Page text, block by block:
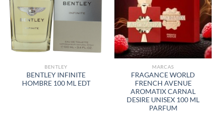
LISTA
DE
DESEOS
BENTLEY
BENTLEY INFINITE
HOMBRE 100 ML EDT
DESEOS
MARCAS
FRAGANCE WORLD
FRENCH AVENUE
AROMATIX CARNAL
DESIRE UNISEX 100 ML
PARFUM